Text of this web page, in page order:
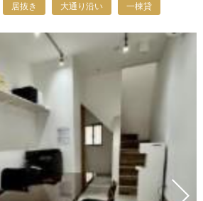
居抜き 大通り沿い 一棟貸